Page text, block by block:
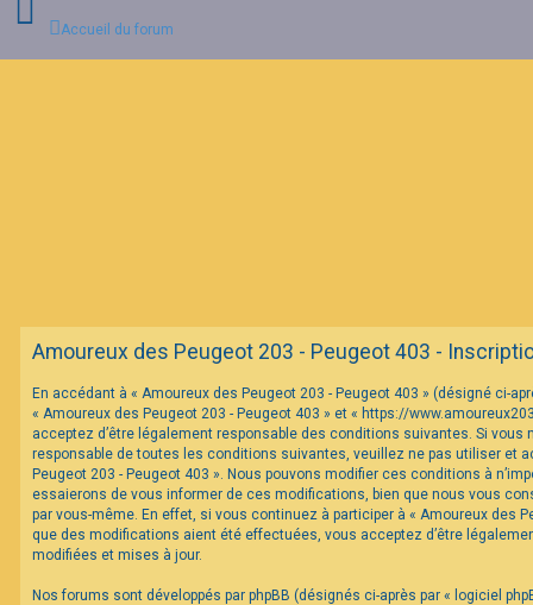
Accueil du forum
Amoureux des Peugeot 203 - Peugeot 403 -
En accédant à « Amoureux des Peugeot 203 - Peugeot 403 » (désigné ci-
« Amoureux des Peugeot 203 - Peugeot 403 » et « https://
acceptez d’être légalement responsable des conditions suivantes. Si vous
responsable de toutes les conditions suivantes, veuillez ne pas utiliser et
Peugeot 203 - Peugeot 403 ». Nous pouvons modifier ces conditions à
essaierons de vous informer de ces modifications, bien que nous vous
par vous-même. En effet, si vous continuez à participer à « Amoureux des
que des modifications aient été effectuées, vous acceptez d’être
modifiées et mises à jour.
Nos forums sont développés par phpBB (désignés ci-après par « logiciel